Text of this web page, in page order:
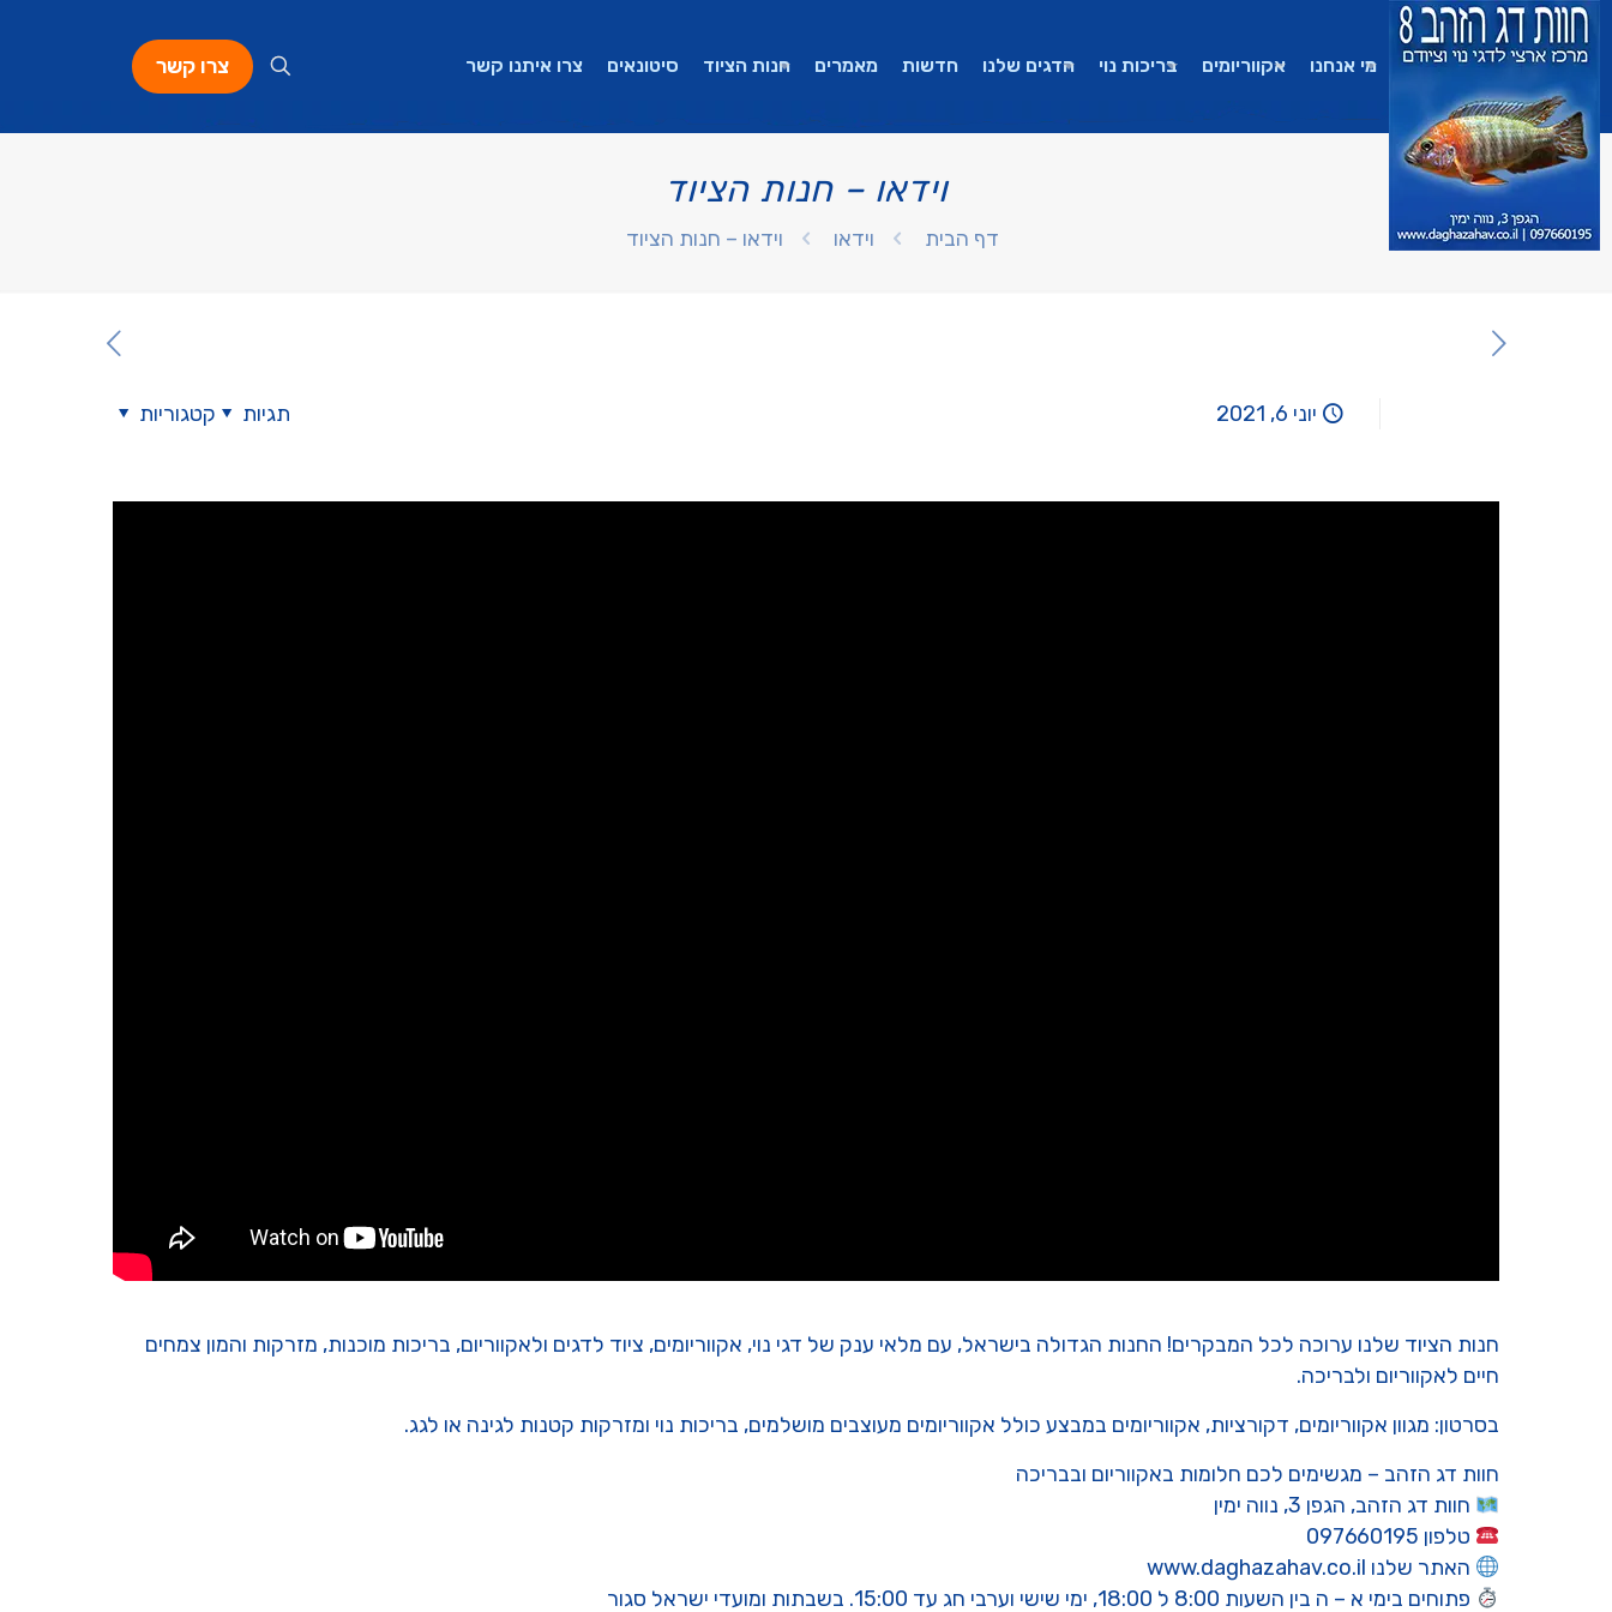
מי אנחנו אקווריומים בריכות נוי הדגים שלנו חדשות מאמרים חנות הציוד סיטונאים צרו איתנו קשר צרו קשר
וידאו – חנות הציוד
דף הבית וידאו וידאו – חנות הציוד
יוני 6, 2021 קטגוריות תגיות
חנות הציוד שלנו ערוכה לכל המבקרים! החנות הגדולה בישראל, עם מלאי ענק של דגי נוי, אקווריומים, ציוד לדגים ולאקווריום, בריכות מוכנות, מזרקות והמון צמחים
חיים לאקווריום ולבריכה.
בסרטון: מגוון אקווריומים, דקורציות, אקווריומים במבצע כולל אקווריומים מעוצבים מושלמים, בריכות נוי ומזרקות קטנות לגינה או לגג.
חוות דג הזהב – מגשימים לכם חלומות באקווריום ובבריכה
חוות דג הזהב, הגפן 3, נווה ימין
טלפון 097660195
האתר שלנו www.daghazahav.co.il
פתוחים בימי א – ה בין השעות 8:00 ל 18:00, ימי שישי וערבי חג עד 15:00. בשבתות ומועדי ישראל סגור